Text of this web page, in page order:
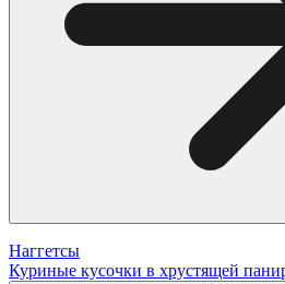
Наггетсы
Куриные кусочки в хрустящей